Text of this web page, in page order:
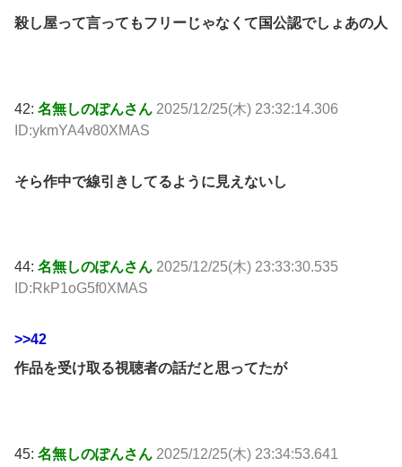
殺し屋って言ってもフリーじゃなくて国公認でしょあの人
42: 名無しのぽんさん 2025/12/25(木) 23:32:14.306
ID:ykmYA4v80XMAS
そら作中で線引きしてるように見えないし
44: 名無しのぽんさん 2025/12/25(木) 23:33:30.535
ID:RkP1oG5f0XMAS
>>42
作品を受け取る視聴者の話だと思ってたが
45: 名無しのぽんさん 2025/12/25(木) 23:34:53.641